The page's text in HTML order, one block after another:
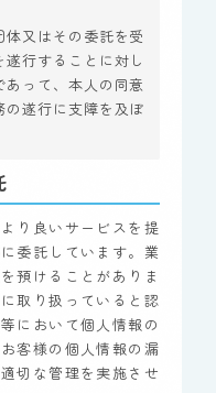
又はその委託を受
行することに対し
って、本人の同意
遂行に支障を及ぼ
り良いサービスを提
委託しています。業
預けることがありま
取り扱っていると認
において個人情報の
客様の個人情報の漏
切な管理を実施させ